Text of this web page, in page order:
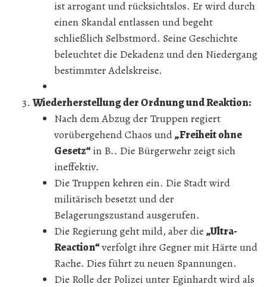
ist arrogant und rücksichtslos. Er wird durch
einen Skandal entlassen und begeht
schließlich Selbstmord. Seine Geschichte
beleuchtet die Dekadenz und den Niedergang
bestimmter Adelskreise.
Wiederherstellung der Ordnung und Reaktion:
Nach dem Abzug der Truppen regiert
vorübergehend Chaos und„Freiheit ohne
Gesetz“in B.. Die Bürgerwehr zeigt sich
ineffektiv.
Die Truppen kehren ein. Die Stadt wird
militärisch besetzt und der
Belagerungszustand ausgerufen.
Die Regierung geht mild, aber die „Ultra-
Reaction“verfolgt ihre Gegner mit Härte und
Rache. Dies führt zu neuen Spannungen.
Die Rolle der Polizei unter Eginhardt wird als